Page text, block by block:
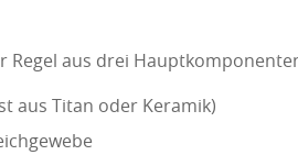
Regel aus drei
aus Titan oder Keramik)